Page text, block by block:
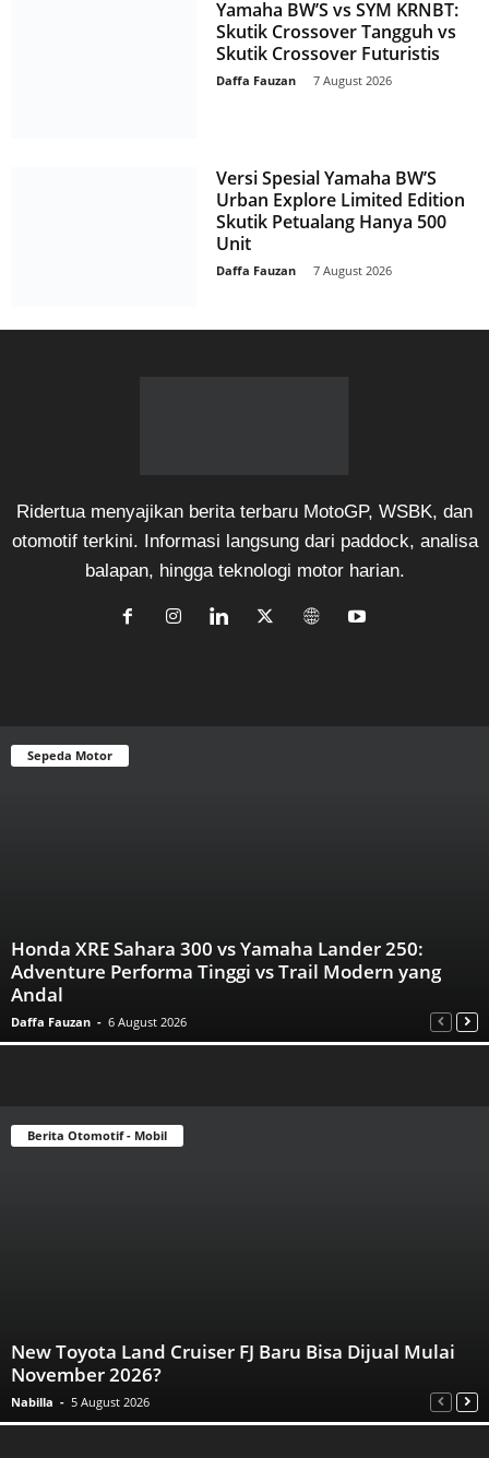
Yamaha BW’S vs SYM KRNBT:
Skutik Crossover Tangguh vs
Skutik Crossover Futuristis
Daffa Fauzan 7 August 2026
Versi Spesial Yamaha BW’S
Urban Explore Limited Edition
Skutik Petualang Hanya 500
Unit
Daffa Fauzan 7 August 2026
Ridertua menyajikan berita terbaru MotoGP, WSBK, dan
otomotif terkini. Informasi langsung dari paddock, analisa
balapan, hingga teknologi motor harian.
Sepeda Motor
Honda XRE Sahara 300 vs Yamaha Lander 250:
Adventure Performa Tinggi vs Trail Modern yang
Andal
Daffa Fauzan - 6 August 2026
Berita Otomotif - Mobil
New Toyota Land Cruiser FJ Baru Bisa Dijual Mulai
November 2026?
Nabilla - 5 August 2026